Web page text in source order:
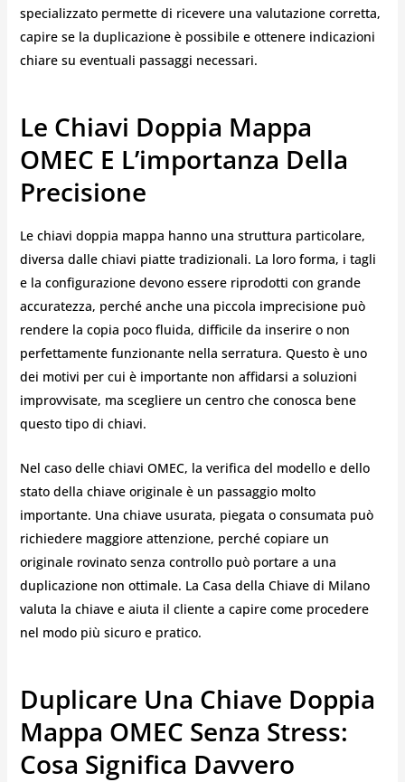
specializzato permette di ricevere una valutazione corretta,
capire se la duplicazione è possibile e ottenere indicazioni
chiare su eventuali passaggi necessari.
Le Chiavi Doppia Mappa
OMEC E L’importanza Della
Precisione
Le chiavi doppia mappa hanno una struttura particolare,
diversa dalle chiavi piatte tradizionali. La loro forma, i tagli
e la configurazione devono essere riprodotti con grande
accuratezza, perché anche una piccola imprecisione può
rendere la copia poco fluida, difficile da inserire o non
perfettamente funzionante nella serratura. Questo è uno
dei motivi per cui è importante non affidarsi a soluzioni
improvvisate, ma scegliere un centro che conosca bene
questo tipo di chiavi.
Nel caso delle chiavi OMEC, la verifica del modello e dello
stato della chiave originale è un passaggio molto
importante. Una chiave usurata, piegata o consumata può
richiedere maggiore attenzione, perché copiare un
originale rovinato senza controllo può portare a una
duplicazione non ottimale. La Casa della Chiave di Milano
valuta la chiave e aiuta il cliente a capire come procedere
nel modo più sicuro e pratico.
Duplicare Una Chiave Doppia
Mappa OMEC Senza Stress:
Cosa Significa Davvero